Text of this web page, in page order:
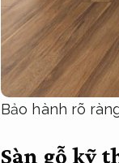
Bảo hành rõ
Sàn gỗ kỹ